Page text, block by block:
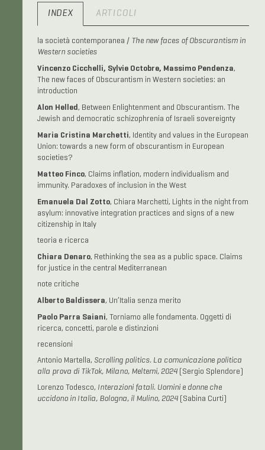
INDEX ARTICOLI
la società contemporanea / The new faces of Obscurantism in
Western societies
Vincenzo Cicchelli, Sylvie Octobre, Massimo Pendenza,
The new faces of Obscurantism in Western societies: an
introduction
Alon Helled, Between Enlightenment and Obscurantism. The
Jewish and democratic schizophrenia of Israeli sovereignty
Maria Cristina Marchetti, Identity and values in the European
Union: towards a new form of obscurantism in European
societies?
Matteo Finco, Claims inflation, modern individualism and
immunity. Paradoxes of inclusion in the West
Emanuela Dal Zotto, Chiara Marchetti, Lights in the night from
asylum: innovative integration practices and signs of a new
citizenship in Italy
teoria e ricerca
Chiara Denaro, Rethinking the sea as a public space. Claims
for justice in the central Mediterranean
note critiche
Alberto Baldissera, Un’Italia senza merito
Paolo Parra Saiani, Torniamo alle fondamenta. Oggetti di
ricerca, concetti, parole e distinzioni
recensioni
Antonio Martella, Scrolling politics. La comunicazione politica
alla prova di TikTok, Milano, Meltemi, 2024(Sergio Splendore)
Lorenzo Todesco, Interazioni fatali. Uomini e donne che
uccidono in Italia, Bologna, il Mulino, 2024(Sabina Curti)